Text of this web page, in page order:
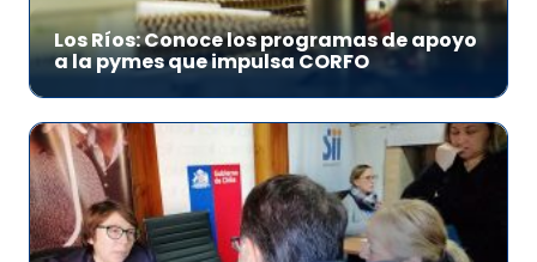
Los Ríos: Conoce los programas de apoyo
a la pymes que impulsa CORFO